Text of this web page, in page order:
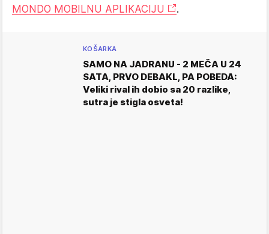
MONDO MOBILNU APLIKACIJU
.
KOŠARKA
SAMO NA JADRANU - 2 MEČA U 24
SATA, PRVO DEBAKL, PA POBEDA:
Veliki rival ih dobio sa 20 razlike,
sutra je stigla osveta!